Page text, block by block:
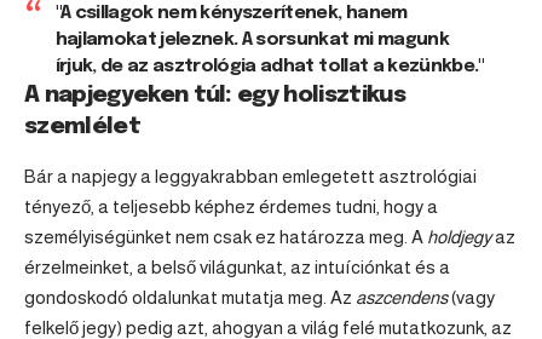
"A csillagok nem kényszerítenek, hanem
hajlamokat jeleznek. A sorsunkat mi magunk
írjuk, de az asztrológia adhat tollat a kezünkbe."
A napjegyeken túl: egy holisztikus
szemlélet
Bár a napjegy a leggyakrabban emlegetett asztrológiai
tényező, a teljesebb képhez érdemes tudni, hogy a
személyiségünket nem csak ez határozza meg. A holdjegyaz
érzelmeinket, a belső világunkat, az intuíciónkat és a
gondoskodó oldalunkat mutatja meg. Az aszcendens(vagy
felkelő jegy) pedig azt, ahogyan a világ felé mutatkozunk, az